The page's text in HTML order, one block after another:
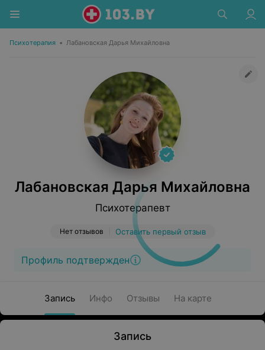
Психотерапия • Лабановская Дарья Михайловна
Лабановская Дарья Михайловна
Психотерапевт
Нет отзывов Оставить первый отзыв
Профиль подтвержден
Запись Инфо Отзывы На карте
Запись